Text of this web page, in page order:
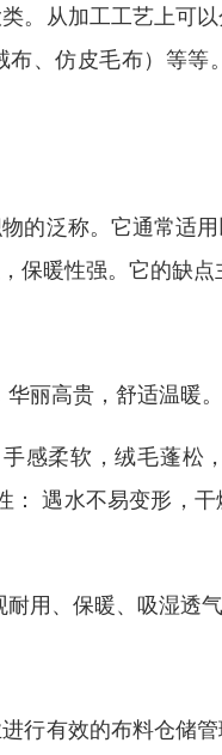
。从加工工艺上可
、仿皮毛布）等
的泛称。它通常适
保暖性强。它的缺点
丽高贵，舒适温暖。
感柔软，绒毛蓬松
遇水不易变形，
用、保暖、吸湿透
行有效的布料仓储